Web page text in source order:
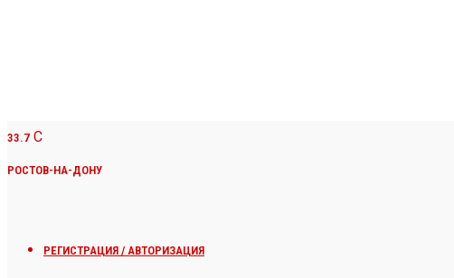
33.7 C
РОСТОВ-НА-ДОНУ
РЕГИСТРАЦИЯ / АВТОРИЗАЦИЯ